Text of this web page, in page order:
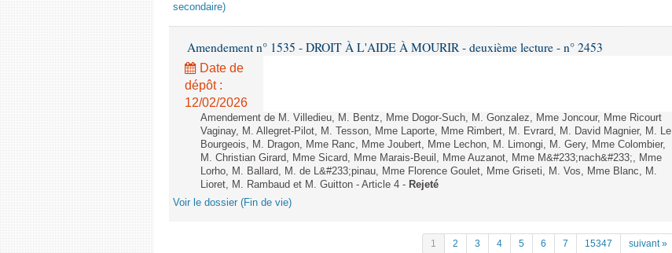
secondaire)
Amendement n° 1535 - DROIT À L'AIDE À MOURIR - deuxième lecture - n° 2453
Date de
dépôt :
12/02/2026
Amendement de M. Villedieu, M. Bentz, Mme Dogor-Such, M. Gonzalez, Mme Joncour, Mme Ricourt
Vaginay, M. Allegret-Pilot, M. Tesson, Mme Laporte, Mme Rimbert, M. Evrard, M. David Magnier, M. Le
Bourgeois, M. Dragon, Mme Ranc, Mme Joubert, Mme Lechon, M. Limongi, M. Gery, Mme Colombier,
M. Christian Girard, Mme Sicard, Mme Marais-Beuil, Mme Auzanot, Mme M&#233;nach&#233;, Mme
Lorho, M. Ballard, M. de L&#233;pinau, Mme Florence Goulet, Mme Griseti, M. Vos, Mme Blanc, M.
Lioret, M. Rambaud et M. Guitton - Article 4 - Rejeté
Voir le dossier (Fin de vie)
1 2 3 4 5 6 7 15347 suivant »